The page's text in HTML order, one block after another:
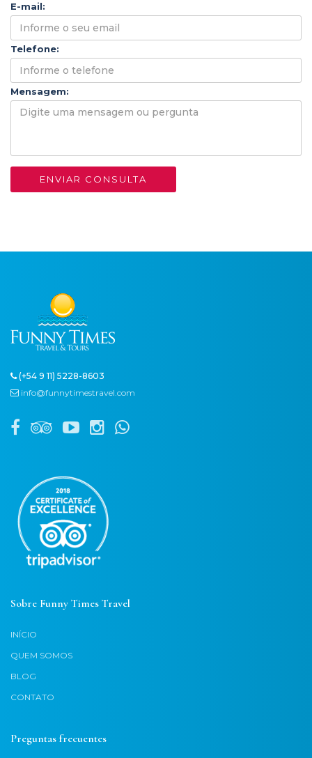
E-mail:
Telefone:
Mensagem:
ENVIAR CONSULTA
(+54 9 11) 5228-8603
info@funnytimestravel.com
Sobre Funny Times Travel
INÍCIO
QUEM SOMOS
BLOG
CONTATO
Preguntas frecuentes